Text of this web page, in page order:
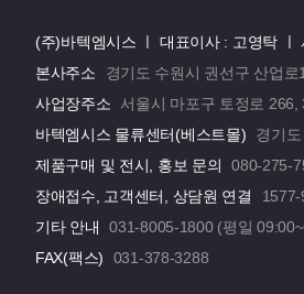
(주)바텍엠시스 ㅣ 대표이사 : 고영탁 ㅣ
본사주소
경기도 수원시 권선구 산업
사업장주소
서울시 마포구 토정로
바텍엠시스 물류센터(베스트몰)
경기
제품구매 및 전시, 홍보 문의
080-275-
장애접수, 고객센터, 상담원 연결
기타 안내
031-8005-1800 (평일
FAX(팩스)
031-378-3288